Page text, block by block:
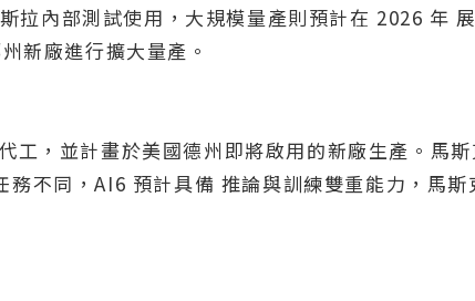
拉內部測試使用，大規模量產則預計在 2026 年
新廠進行擴大量產。
工，並計畫於美國德州即將啟用的新廠生產。馬
不同，AI6 預計具備 推論與訓練雙重能力，馬